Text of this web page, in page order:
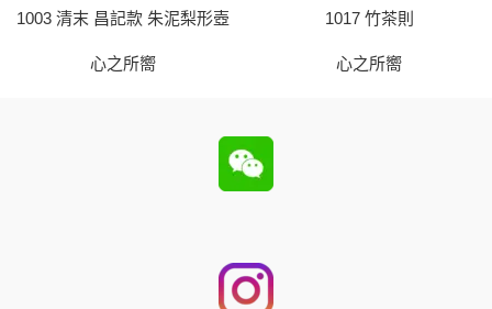
1003 清末 昌記款 朱泥梨形壺
心之所嚮
1017 竹茶則
心之所嚮